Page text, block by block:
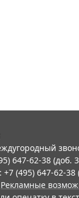
647-62-38 (доб.
(495) 647-62-38
Рекламные